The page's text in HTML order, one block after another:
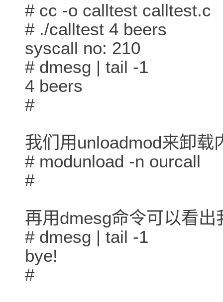
# cc -o calltest calltest.c
# ./calltest 4 beers
syscall no: 210
# dmesg | tail -1
4 beers
#
我们用unloadmod来卸载
# modunload -n ourcall
#
再用dmesg命令可以看
# dmesg | tail -1
bye!
#